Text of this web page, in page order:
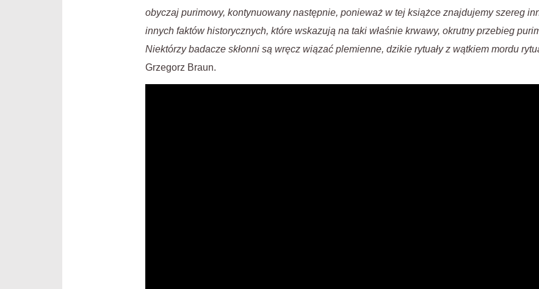
obyczaj purimowy, kontynuowany następnie, ponieważ w tej książce znajdujemy szereg
innych faktów historycznych, które wskazują na taki właśnie krwawy, okrutny przebieg
Niektórzy badacze skłonni są wręcz wiązać plemienne, dzikie rytuały z wątkiem mordu
Grzegorz Braun.